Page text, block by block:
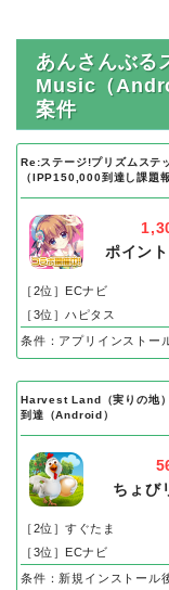
あんさんぶる
Music（
案件
Re:ステージ!プリズムステ
（IPP150,000到達し課題
ポイン
［2位］ECナビ
［3位］ハピタス
条件：アプリインストー
Harvest Land（実りの地
到達（Android）
ちょび
［2位］すぐたま
［3位］ECナビ
条件：新規インストール